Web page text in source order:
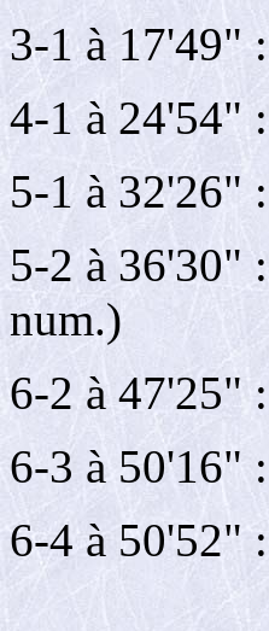
3-1 à 17'49"
4-1 à 24'54"
5-1 à 32'26"
5-2 à 36'30"
num.)
6-2 à 47'25"
6-3 à 50'16"
6-4 à 50'52"